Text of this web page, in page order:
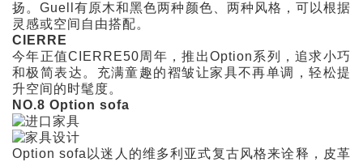
扬。Guell有原木和黑色两种颜色、两种风格，可以根据
灵感或空间自由搭配。
CIERRE
今年正值CIERRE50周年，推出Option系列，追求小巧
和极简表达。充满童趣的褶皱让家具不再单调，轻松提
升空间的时髦度。
NO.8 Option sofa
Option sofa以迷人的维多利亚式复古风格来诠释，皮革